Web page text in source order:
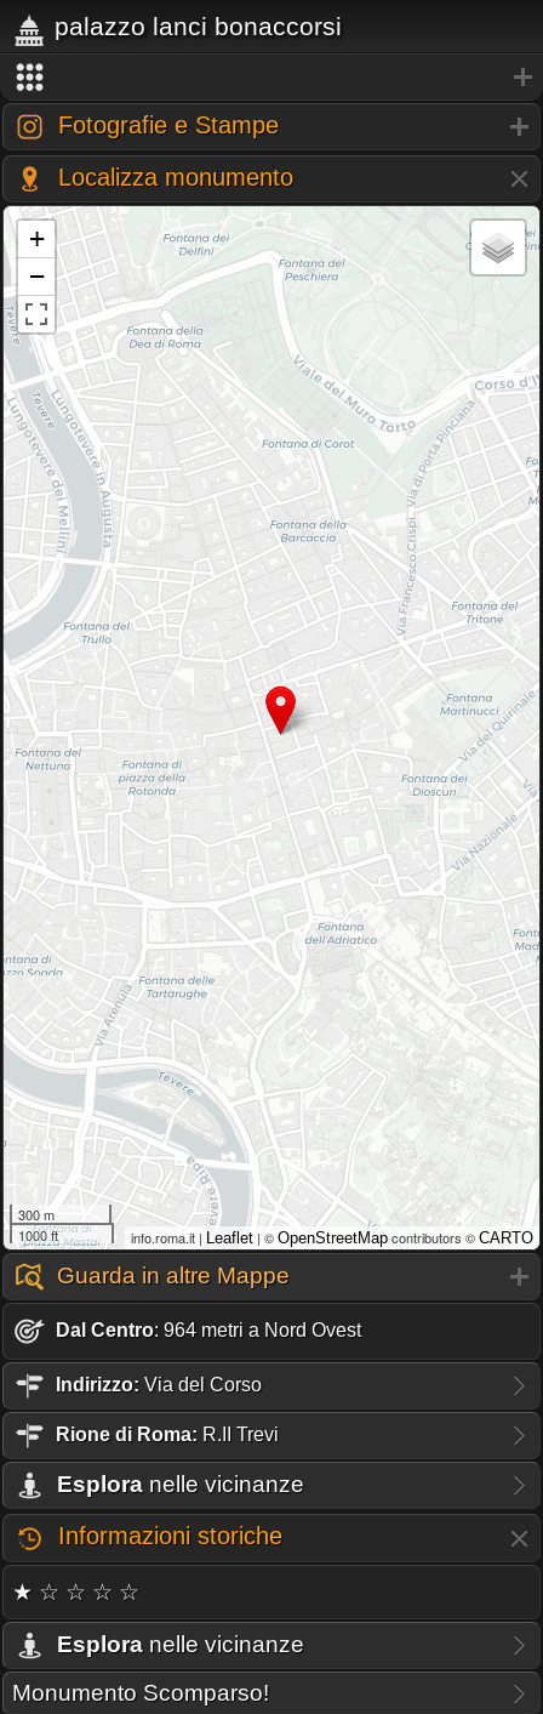
palazzo lanci bonaccorsi
Fotografie e Stampe
Localizza monumento
+
−
300 m
1000 ft
info.roma.it |Leaflet | © OpenStreetMapcontributors © CARTO
Guarda in altre Mappe
Dal Centro: 964 metri a Nord Ovest
Indirizzo: Via del Corso
Rione di Roma: R.II Trevi
Esplora nelle vicinanze
Informazioni storiche
★ ☆ ☆ ☆ ☆
Esplora nelle vicinanze
Monumento Scomparso!